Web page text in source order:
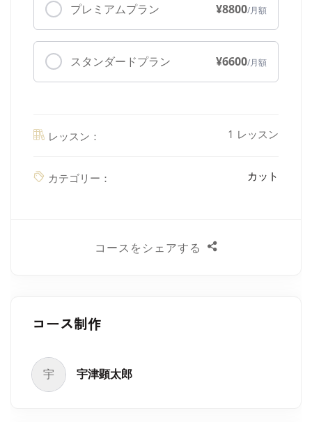
プレミアムプラン ¥8800
スタンダードプラン ¥6600
レッスン： 1 レッスン
カテゴリー： カット
コースをシェアする
コース制作
宇 宇津顕太郎